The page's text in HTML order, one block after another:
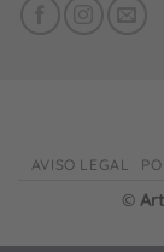
AVISO LEGAL
©